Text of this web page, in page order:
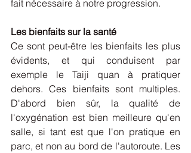
fait nécessaire à notre progression.
Les bienfaits sur la santé
Ce sont peut-être les bienfaits les plus
évidents, et qui conduisent par
exemple le Taiji quan à pratiquer
dehors. Ces bienfaits sont multiples.
D'abord bien sûr, la qualité de
l'oxygénation est bien meilleure qu'en
salle, si tant est que l'on pratique en
parc, et non au bord de l'autoroute. Les